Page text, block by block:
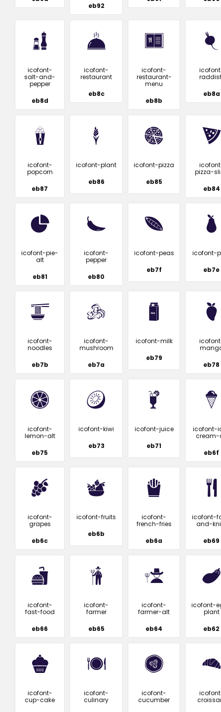
eb92
icofont-
salt-and-
pepper
eb8d
icofont-
restaurant
eb8c
icofont-
restaurant-
menu
eb8b
eb8a
icofont-
popcorn
eb87
icofont-plant
eb86
icofont-pizza
eb85
pizza-
eb84
icofont-pie-
alt
eb81
icofont-
pepper
eb80
icofont-peas
eb7f
icofont-
eb7e
icofont-
noodles
eb7b
icofont-
mushroom
eb7a
icofont-milk
eb79
eb78
icofont-
lemon-alt
eb75
icofont-kiwi
eb73
icofont-juice
eb71
icofont-
cream-
eb6f
icofont-
grapes
eb6c
icofont-fruits
eb6b
icofont-
french-fries
eb6a
icofont-
and-
eb69
icofont-
fast-food
eb66
icofont-
farmer
eb65
icofont-
farmer-alt
eb64
icofont-
plant
eb62
icofont-
cup-cake
icofont-
culinary
icofont-
cucumber